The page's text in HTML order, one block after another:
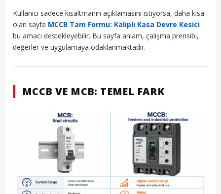
Kullanıcı sadece kısaltmanın açıklamasını istiyorsa, daha kısa
olan sayfa MCCB Tam Formu: Kalıplı Kasa Devre Kesici
bu amacı destekleyebilir. Bu sayfa anlam, çalışma prensibi,
değerler ve uygulamaya odaklanmaktadır.
MCCB VE MCB: TEMEL FARK